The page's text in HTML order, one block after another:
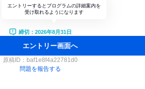
エントリーするとプログラムの詳細案内を
受け取れるようになります
締切：2026年8月31日
エントリー画面へ
原稿ID： baf1e8f4a22781d0
問題を報告する